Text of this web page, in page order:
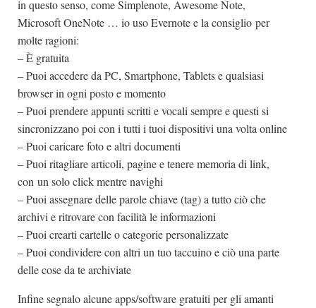
in questo senso, come Simplenote, Awesome Note,
Microsoft OneNote … io uso Evernote e la consiglio per
molte ragioni:
– È gratuita
– Puoi accedere da PC, Smartphone, Tablets e qualsiasi
browser in ogni posto e momento
– Puoi prendere appunti scritti e vocali sempre e questi si
sincronizzano poi con i tutti i tuoi dispositivi una volta online
– Puoi caricare foto e altri documenti
– Puoi ritagliare articoli, pagine e tenere memoria di link,
con un solo click mentre navighi
– Puoi assegnare delle parole chiave (tag) a tutto ciò che
archivi e ritrovare con facilità le informazioni
– Puoi crearti cartelle o categorie personalizzate
– Puoi condividere con altri un tuo taccuino e ciò una parte
delle cose da te archiviate
Infine segnalo alcune apps/software gratuiti per gli amanti